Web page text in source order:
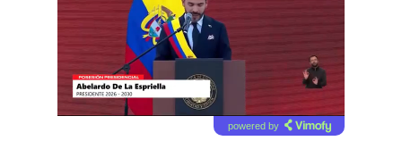
powered by